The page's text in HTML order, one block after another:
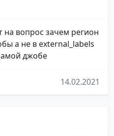
на вопрос зачем регион
а не в external_labels
джобе
14.02.2021